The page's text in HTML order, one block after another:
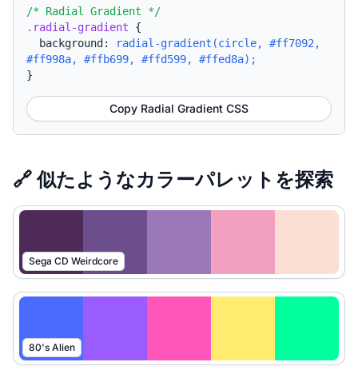
/* Radial Gradient */
.radial-gradient {
background:
radial-gradient(circle, #ff7092,
#ff998a, #ffb699, #ffd599, #ffed8a);
}
Copy Radial Gradient CSS
🔗 似たようなカラーパレットを探索
Sega CD Weirdcore
80's Alien